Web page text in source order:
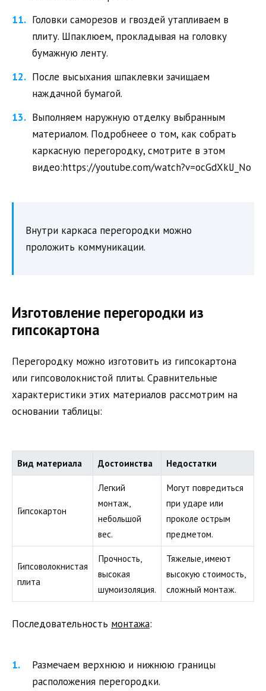
Головки саморезов и гвоздей утапливаем в
плиту. Шпаклюем, прокладывая на головку
бумажную ленту.
После высыхания шпаклевки зачищаем
наждачной бумагой.
Выполняем наружную отделку выбранным
материалом. Подробнеее о том, как собрать
каркасную перегородку, смотрите в этом
видео:https://youtube.com/watch?v=ocGdXklJ_No
Внутри каркаса перегородки можно
проложить коммуникации.
Изготовление перегородки из
гипсокартона
Перегородку можно изготовить из гипсокартона
или гипсоволокнистой плиты. Сравнительные
характеристики этих материалов рассмотрим на
основании таблицы:
Вид материала Достоинства Недостатки
Гипсокартон
Легкий
монтаж,
небольшой
вес.
Могут повредиться
при ударе или
проколе острым
предметом.
Гипсоволокнистая
плита
Прочность,
высокая
шумоизоляция.
Тяжелые, имеют
высокую стоимость,
сложный монтаж.
Последовательность монтажа:
Размечаем верхнюю и нижнюю границы
расположения перегородки.